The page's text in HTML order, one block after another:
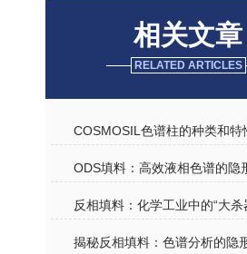
相关文章
RELATED ARTICLES
COSMOSIL色谱柱的种类和特
ODS填料：高效液相色谱的隐
反相填料：化学工业中的“大杀
揭秘反相填料：色谱分析的隐